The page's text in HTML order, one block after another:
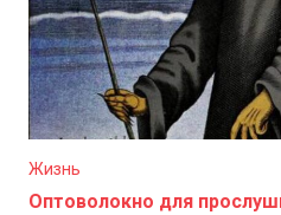
Жизнь
Оптоволокно для